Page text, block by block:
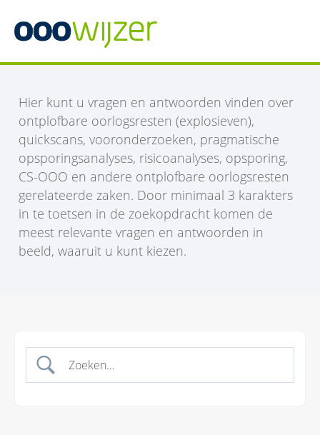
Hier kunt u vragen en antwoorden vinden over
ontplofbare oorlogsresten (explosieven),
quickscans, vooronderzoeken, pragmatische
opsporingsanalyses, risicoanalyses, opsporing,
CS-OOO en andere ontplofbare oorlogsresten
gerelateerde zaken. Door minimaal 3 karakters
in te toetsen in de zoekopdracht komen de
meest relevante vragen en antwoorden in
beeld, waaruit u kunt kiezen.